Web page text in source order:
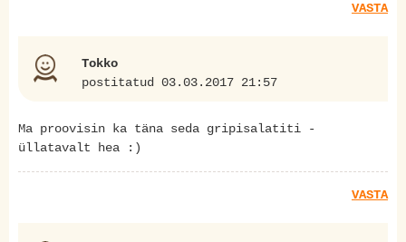
VASTA
Tokko
postitatud 03.03.2017 21:57
Ma proovisin ka täna seda gripisalatiti -
üllatavalt hea :)
VASTA